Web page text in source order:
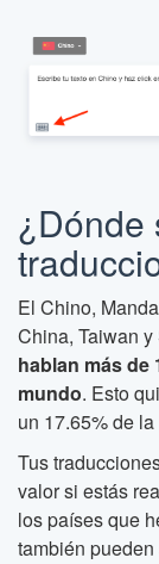
¿Dónde
El Chino,
China, Taiwan
hablan más de
mundo. Esto
un 17.65% de la
Tus
valor si estás
los países que
también